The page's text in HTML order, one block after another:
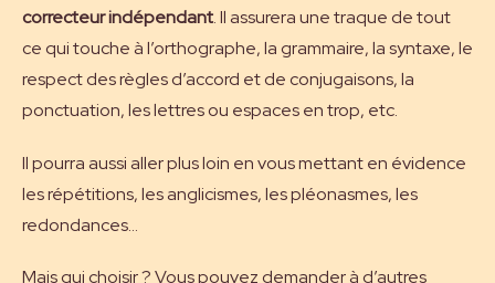
correcteur indépendant. Il assurera une traque de tout
ce qui touche à l’orthographe, la grammaire, la syntaxe, le
respect des règles d’accord et de conjugaisons, la
ponctuation, les lettres ou espaces en trop, etc.
Il pourra aussi aller plus loin en vous mettant en évidence
les répétitions, les anglicismes, les pléonasmes, les
redondances…
Mais qui choisir ? Vous pouvez demander à d’autres